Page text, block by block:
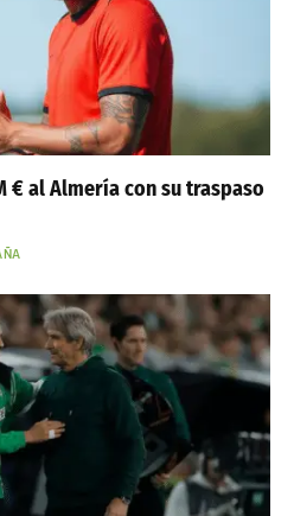
€ al Almería con su traspaso